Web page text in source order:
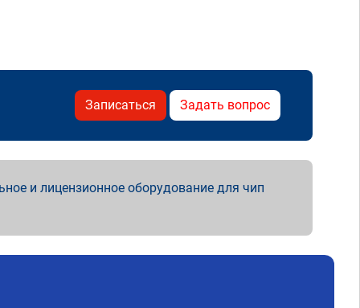
Записаться Задать вопрос
и лицензионное оборудование для чип